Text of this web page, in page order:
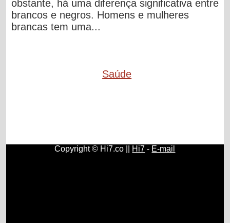
obstante, há uma diferença significativa entre
brancos e negros. Homens e mulheres
brancas tem uma...
Saúde
Copyright © Hi7.co || Hi7 - E-mail